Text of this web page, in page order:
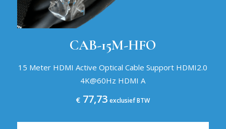
CAB-15M-HFO
15 Meter HDMI Active Optical Cable Support HDMI2.0
4K@60Hz HDMI A
€ 77,73 exclusief BTW